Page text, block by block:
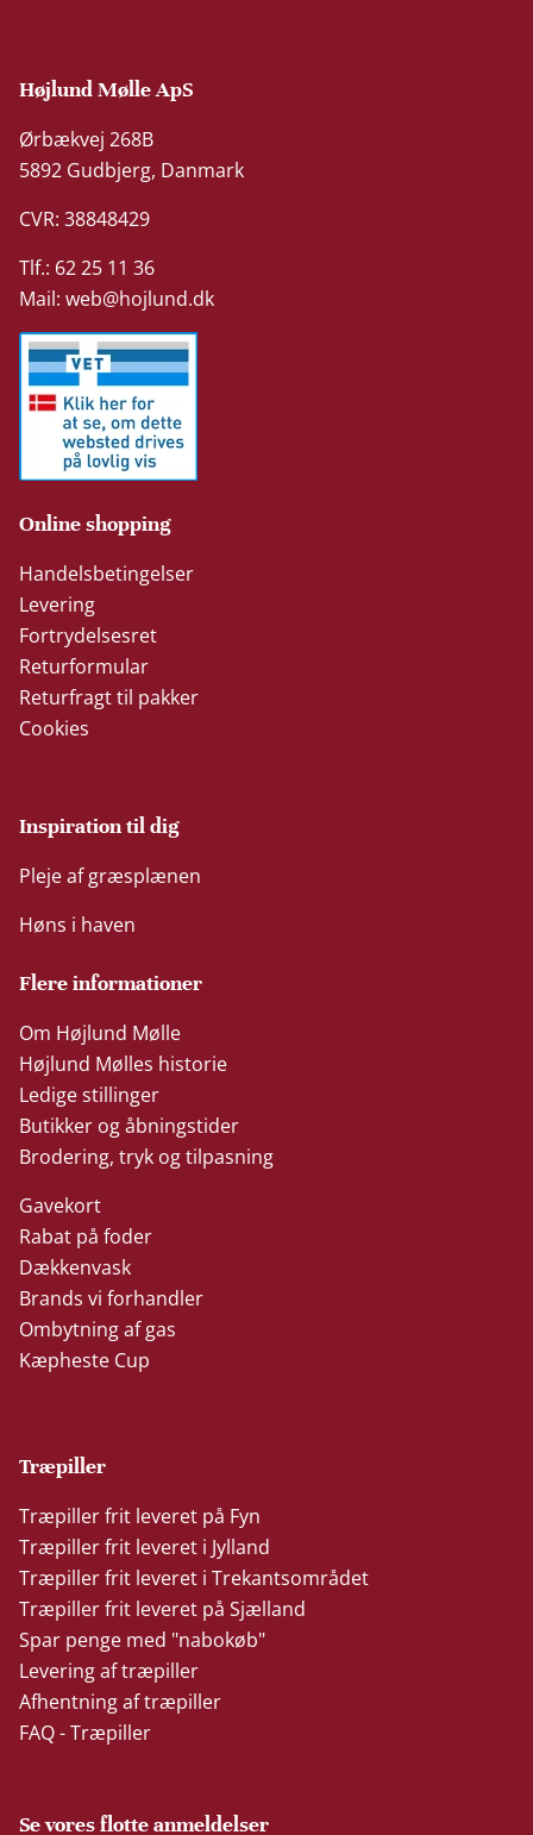
Højlund Mølle ApS
Ørbækvej 268B
5892 Gudbjerg, Danmark
CVR: 38848429
Tlf.: 62 25 11 36
Mail:web@hojlund.dk
Online shopping
Handelsbetingelser
Levering
Fortrydelsesret
Returformular
Returfragt til pakker
Cookies
Inspiration til dig
Pleje af græsplænen
Høns i haven
Flere informationer
Om Højlund Mølle
Højlund Mølles historie
Ledige stillinger
Butikker og åbningstider
Brodering, tryk og tilpasning
Gavekort
Rabat på foder
Dækkenvask
Brands vi forhandler
Ombytning af gas
Kæpheste Cup
Træpiller
Træpiller frit leveret på Fyn
Træpiller frit leveret i Jylland
Træpiller frit leveret i Trekantsområdet
Træpiller frit leveret på Sjælland
Spar penge med "nabokøb"
Levering af træpiller
Afhentning af træpiller
FAQ - Træpiller
Se vores flotte anmeldelser